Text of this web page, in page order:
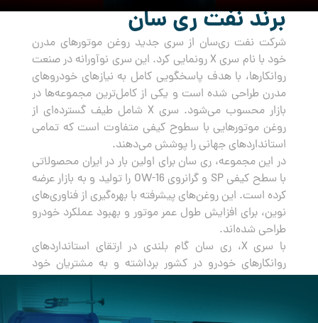
برند نفت ری سان
شرکت نفت ری‌سان از سری جدید روغن‌ موتورهای مدرن
خود با نام سری X رونمایی کرد. این سری نوآورانه در صنعت
روانکارها، با هدف پاسخگویی کامل به نیازهای خودروهای
مدرن طراحی شده است و یکی از کامل‌ترین مجموعه‌ها در
بازار محسوب می‌شود. سری X شامل طیف گسترده‌ای از
روغن‌ موتورهایی با سطوح کیفی متفاوت است که تمامی
استانداردهای جهانی را پوشش می‌دهند.
در این مجموعه، ری سان برای اولین بار در ایران محصولاتی
با سطح کیفی SP و گرانروی OW-16 را تولید و به بازار عرضه
کرده است. این روغن‌های پیشرفته با بهره‌گیری از فناوری‌های
نوین، برای افزایش طول عمر موتور و بهبود عملکرد خودرو
طراحی شده‌اند.
با سری X، ری سان گام بلندی در ارتقای استانداردهای
روانکارهای خودرو در کشور برداشته و به مشتریان خود